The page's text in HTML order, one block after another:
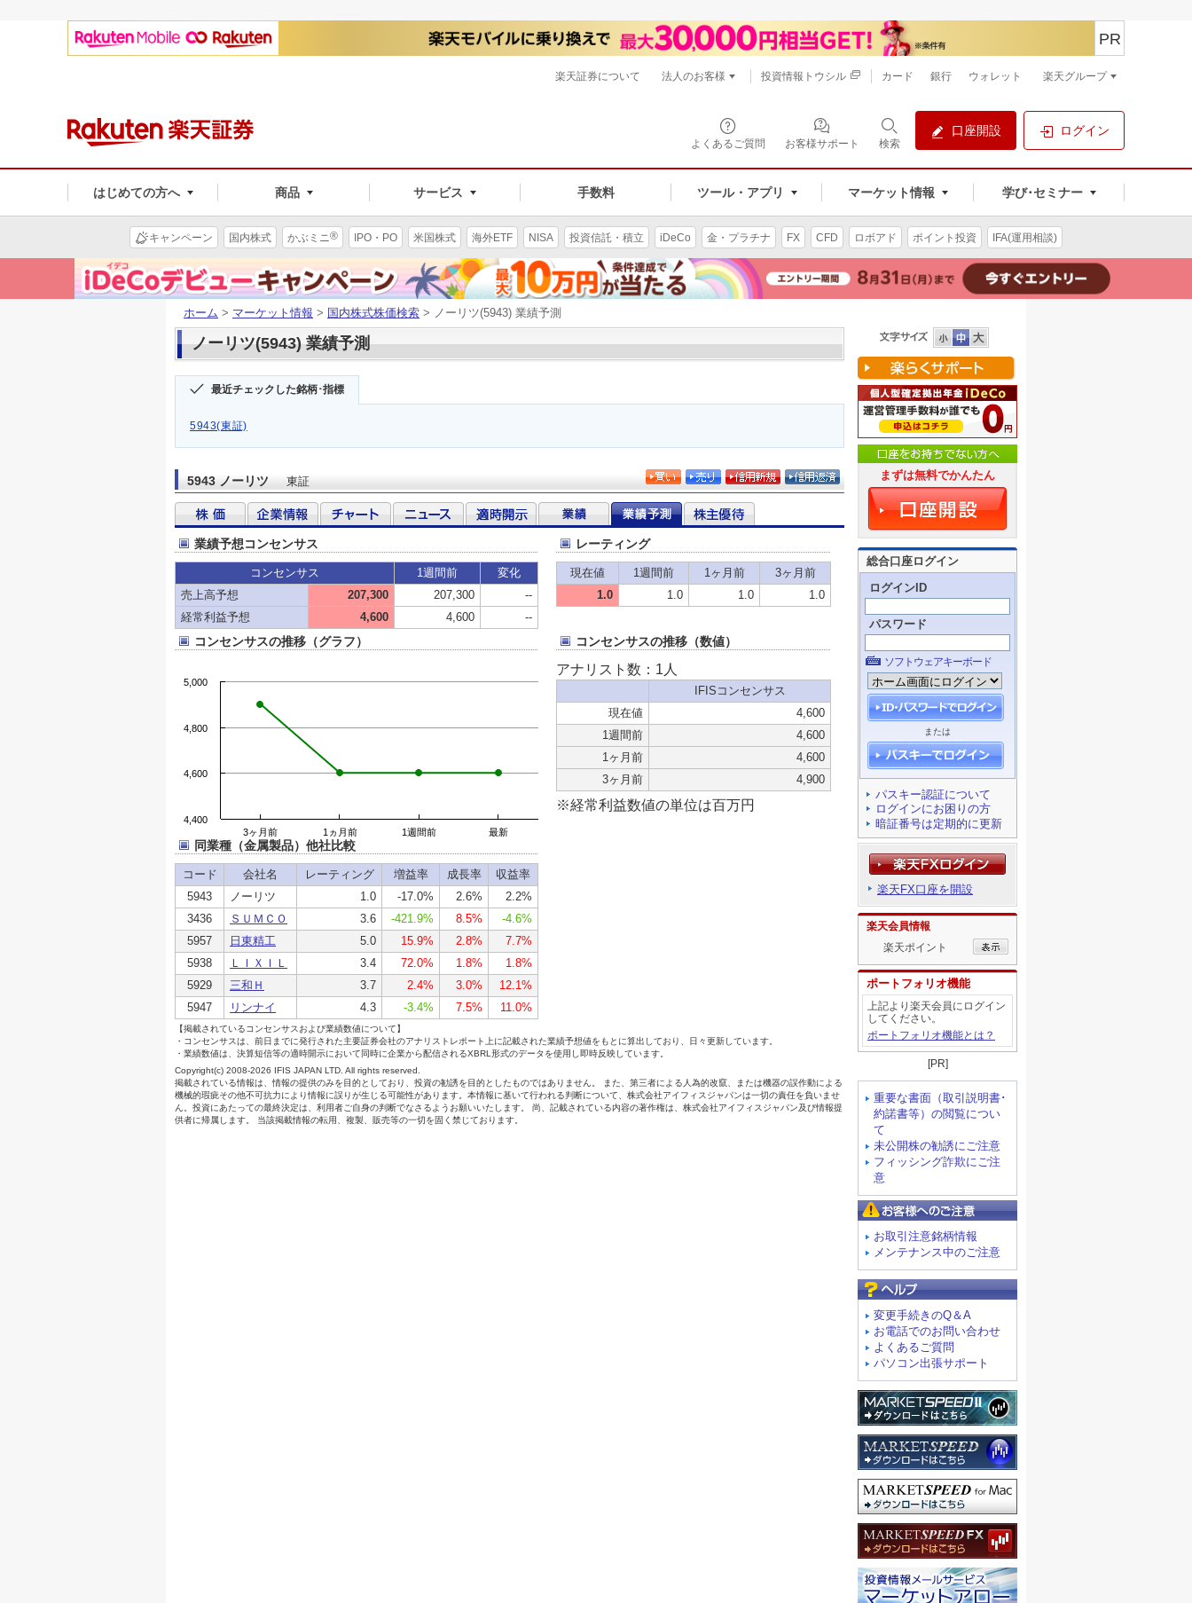
よくあるご質問 お客様サポート 検索
口座開設 ログイン
はじめての方へ 商品 サービス 手数料 ツール・アプリ マーケット情報 学び･セミナー
PR
楽天証券について 法人のお客様 投資情報トウシル カード 銀行 ウォレット 楽天グループ
キャンペーン 国内株式 かぶミニ® IPO・PO 米国株式 海外ETF NISA 投資信託・積立 iDeCo 金・プラチナ FX CFD ロボアド ポイント投資 IFA(運用相談)
ホーム > マーケット情報 > 国内株式株価検索 > ノーリツ(5943) 業績予測
ノーリツ(5943) 業績予測
最近チェックした銘柄･指標
5943(東証)
5943 ノーリツ 東証 まずは無料でかんたん
総合口座ログイン
ログインID
パスワード
ソフトウェアキーボード
または
パスキー認証について
ログインにお困りの方
暗証番号は定期的に更新
楽天FX口座を開設
楽天会員情報
楽天ポイント
ポートフォリオ機能
上記より楽天会員にログイン
してください。
ポートフォリオ機能とは？
[PR]
重要な書面（取引説明書･
約諾書等）の閲覧につい
て
未公開株の勧誘にご注意
フィッシング詐欺にご注
意
お取引注意銘柄情報
メンテナンス中のご注意
変更手続きのQ＆A
お電話でのお問い合わせ
よくあるご質問
パソコン出張サポート